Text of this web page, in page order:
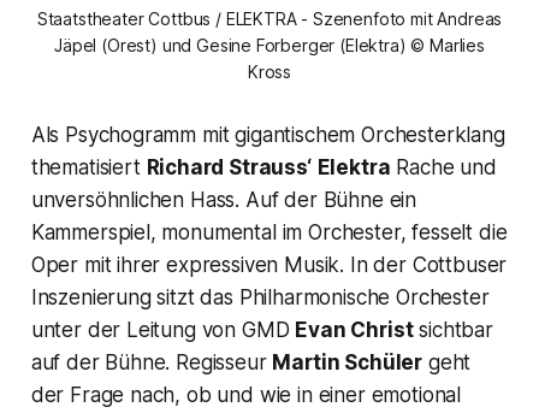
Staatstheater Cottbus / ELEKTRA - Szenenfoto mit Andreas
Jäpel (Orest) und Gesine Forberger (Elektra) © Marlies
Kross
Als Psychogramm mit gigantischem Orchesterklang
thematisiert Richard Strauss‘ Elektra Rache und
unversöhnlichen Hass. Auf der Bühne ein
Kammerspiel, monumental im Orchester, fesselt die
Oper mit ihrer expressiven Musik. In der Cottbuser
Inszenierung sitzt das Philharmonische Orchester
unter der Leitung von GMD Evan Christsichtbar
auf der Bühne. Regisseur Martin Schüler geht
der Frage nach, ob und wie in einer emotional